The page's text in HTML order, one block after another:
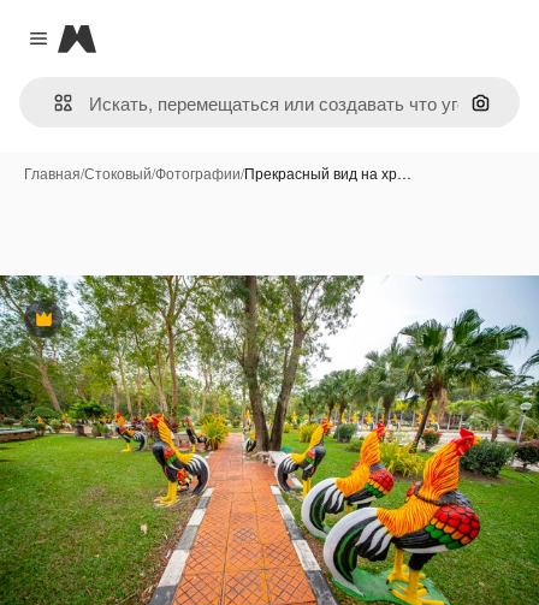
Close menu
Magnific
Поиск
Главная/Стоковый/Фотографии/Прекрасный вид на хр…
Премиум